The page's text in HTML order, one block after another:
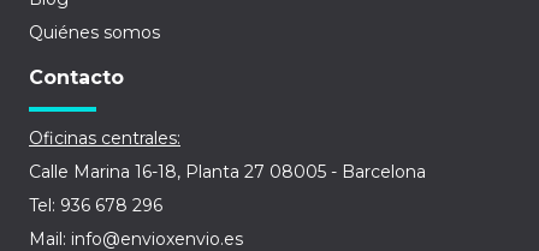
Quiénes somos
Contacto
Oficinas centrales:
Calle Marina 16-18, Planta 27 08005 - Barcelona
Tel: 936 678 296
Mail: info@envioxenvio.es